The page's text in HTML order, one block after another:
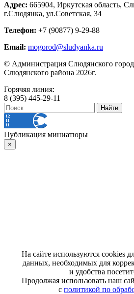
Адрес: 665904, Иркутская область,
г.Слюдянка, ул.Советская, 34
Телефон: +7 (90877) 9-29-88
Email: mogorod@sludyanka.ru
© Администрация Слюдянского
Слюдянского района 2026г.
Горячяя линия:
8 (395) 445-29-11
Публикация миниатюры
×
На сайте используются cookies
данных, необходимых для
и удобства
Продолжая использовать наш
с политикой по